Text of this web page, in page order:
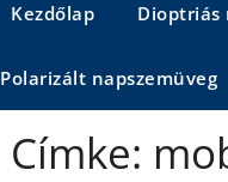
Kezdőlap Dioptriás
Polarizált napszemüveg
Címke: